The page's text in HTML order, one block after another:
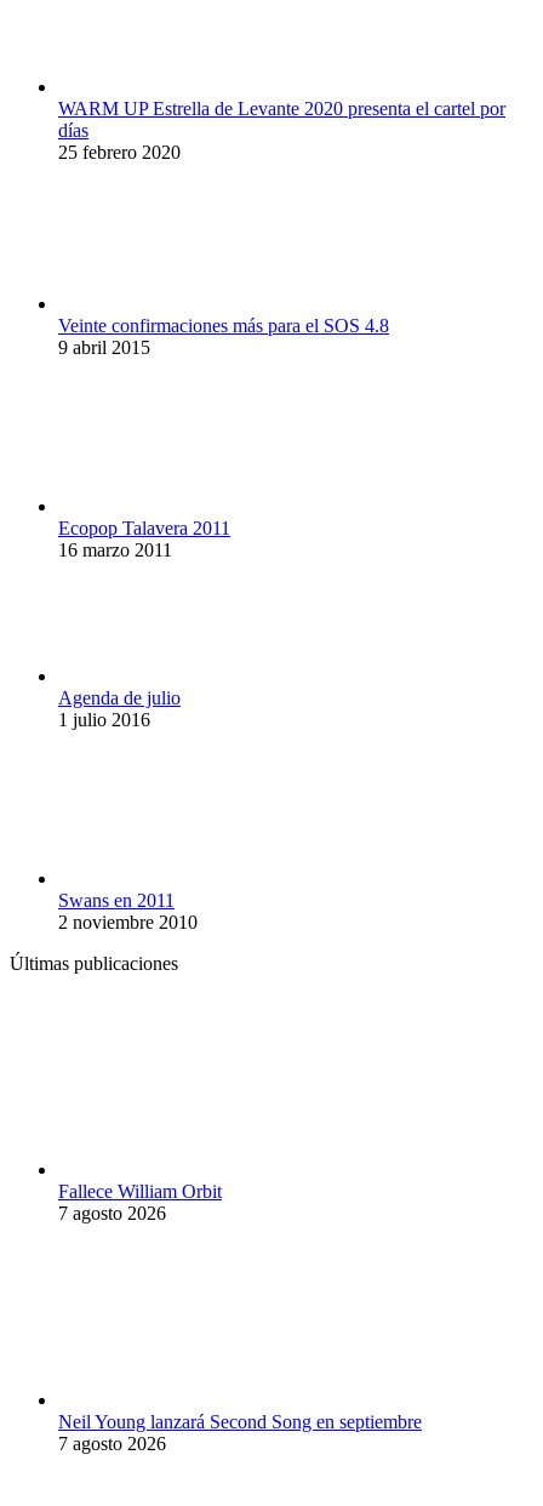
WARM UP Estrella de Levante 2020 presenta el cartel por
días
25 febrero 2020
Veinte confirmaciones más para el SOS 4.8
9 abril 2015
Ecopop Talavera 2011
16 marzo 2011
Agenda de julio
1 julio 2016
Swans en 2011
2 noviembre 2010
Últimas publicaciones
Fallece William Orbit
7 agosto 2026
Neil Young lanzará Second Song en septiembre
7 agosto 2026